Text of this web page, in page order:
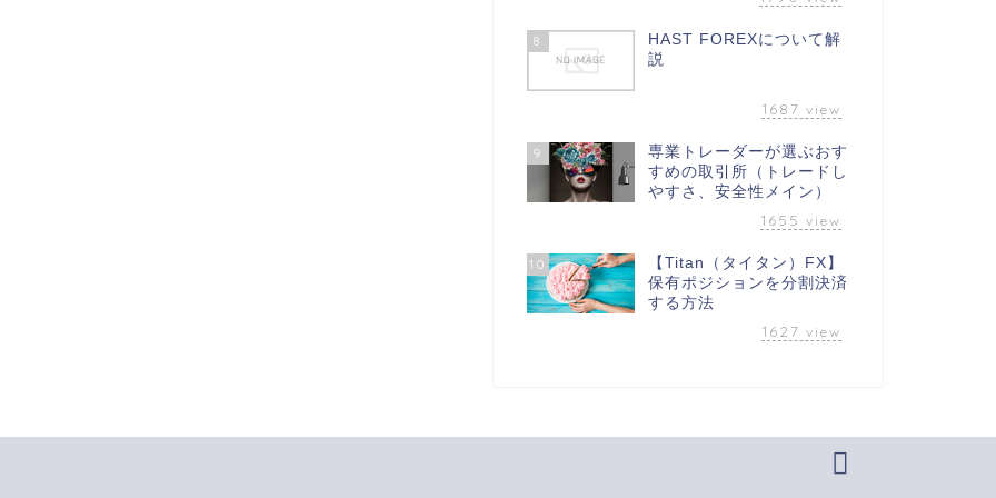
8
HAST FOREXについて解
説
1687 view
9
専業トレーダーが選ぶおす
すめの取引所（トレードし
やすさ、安全性メイン）
1655 view
10
【Titan（タイタン）FX】
保有ポジションを分割決済
する方法
1627 view